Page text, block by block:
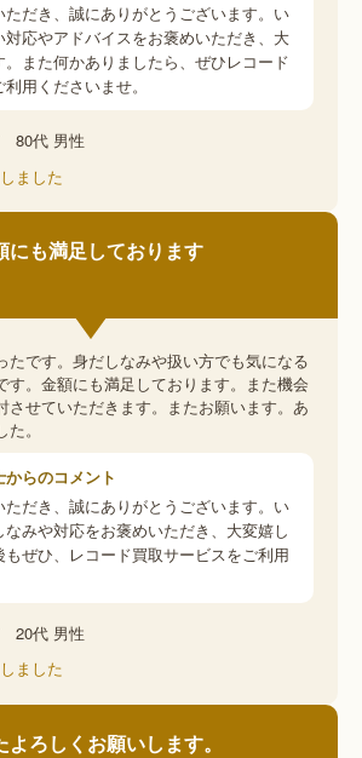
ただき、誠にありがとうございます。い
応やアドバイスをお褒めいただき、大
また何かありましたら、ぜひレコード
用くださいませ。
80代 男性
ました
にも満足しております
たです。身だしなみや扱い方でも気になる
す。金額にも満足しております。また機会
させていただきます。またお願います。あ
。
らのコメント
ただき、誠にありがとうございます。い
みや対応をお褒めいただき、大変嬉し
もぜひ、レコード買取サービスをご利用
20代 男性
ました
よろしくお願いします。